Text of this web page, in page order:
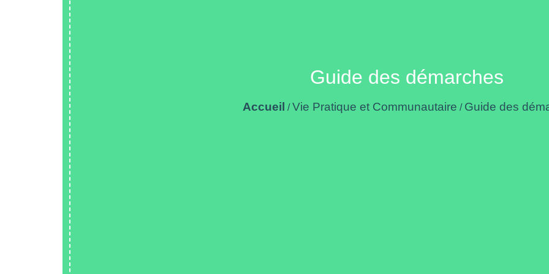
Guide des démarches
Accueil /Vie Pratique et Communautaire / Guide des